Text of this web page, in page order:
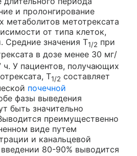
и пролонгирование
метаболитов метотрексата
от типа клеток,
Средние значения T1/2 при
в дозе менее 30 мг/
ч. У пациентов, получающих
T1/2 составляет
почечной
фазы выведения
быть значительно
преимущественно
виде путем
и канальцевой
80-90% выводится